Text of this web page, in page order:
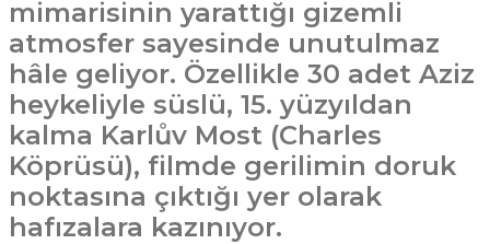
mimarisinin yarattığı gizemli
atmosfer sayesinde unutulmaz
hâle geliyor. Özellikle 30 adet Aziz
heykeliyle süslü, 15. yüzyıldan
kalma Karlův Most (Charles
Köprüsü), filmde gerilimin doruk
noktasına çıktığı yer olarak
hafızalara kazınıyor.